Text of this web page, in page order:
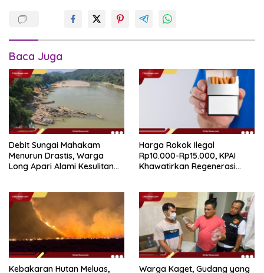
Baca Juga
Debit Sungai Mahakam
Menurun Drastis, Warga
Long Apari Alami Kesulitan
Harga Rokok Ilegal
Rp10.000-Rp15.000, KPAI
Khawatirkan Regenerasi
Kebakaran Hutan Meluas,
Warga Kaget, Gudang yang